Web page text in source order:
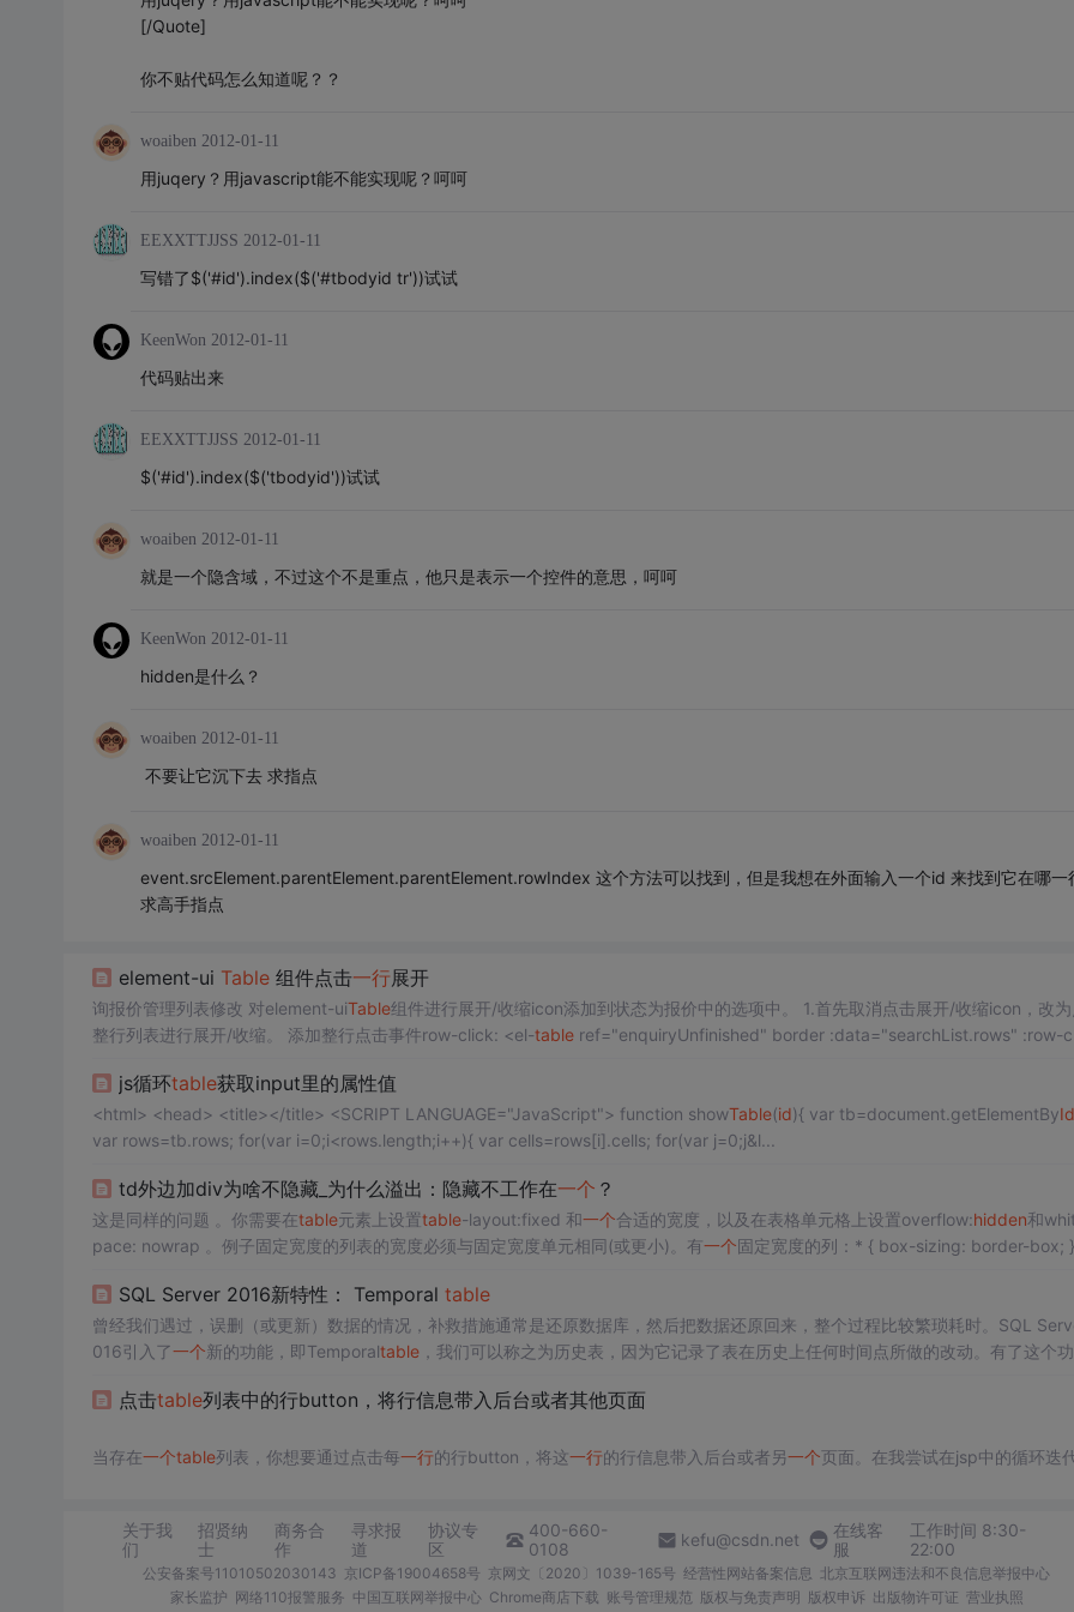
[/Quote]
你不贴代码怎么知道呢？？
woaiben 2012-01-11
用juqery？用javascript能不能实现呢？呵呵
EEXXTTJJSS 2012-01-11
写错了$('#id').index($('#tbodyid tr'))试试
KeenWon 2012-01-11
代码贴出来
EEXXTTJJSS 2012-01-11
$('#id').index($('tbodyid'))试试
woaiben 2012-01-11
就是一个隐含域，不过这个不是重点，他只是表示一个控件的意思，呵呵
KeenWon 2012-01-11
hidden是什么？
woaiben 2012-01-11
不要让它沉下去 求指点
woaiben 2012-01-11
event.srcElement.parentElement.parentElement.rowIndex 这个方法可以找到，但是我想在外面输入一个id 来找到它在哪一
求高手指点
element-ui Table组件点击一行展开
询报价管理列表修改 对element-uiTable组件进行展开/收缩icon添加到状态为报价中的选项中。 1.首先取消点击展开/收缩icon，改为点击
整行列表进行展开/收缩。 添加整行点击事件row-click: <el-tableref="enquiryUnfinished" border :data="searchList.rows" :row-class-
js循环table获取input里的属性值
<html> <head> <title></title> <SCRIPT LANGUAGE="JavaScript"> function showTable(id ){ var tb=document.getElementById
var rows=tb.rows; for(var i=0;i<rows.length;i++){ var cells=rows[i].cells; for(var j=0;j&l...
td外边加div为啥不隐藏_为什么溢出：隐藏不工作在一个 ？
这是同样的问题 。你需要在table元素上设置table-layout:fixed 和一个合适的宽度，以及在表格单元格上设置overflow:hidden和
pace: nowrap 。例子固定宽度的列表的宽度必须与固定宽度单元相同(或更小)。有一个固定宽度的列：* { box-sizing: border-box;
SQL Server 2016新特性： Temporal table
曾经我们遇过，误删（或更新）数据的情况，补救措施通常是还原数据库，然后把数据还原回来，整个过程比较繁琐耗时。SQL Server 2
016引入了一个新的功能，即Temporaltable，我们可以称之为历史表，因为它记录了表在历史上任何时间点所做的改动。有了这个
点击table列表中的行button，将行信息带入后台或者其他页面
当存在一个table列表，你想要通过点击每一行的行button，将这一行的行信息带入后台或者另一个页面。在我尝试在jsp中的循环迭
关于我
们
招贤纳
士
商务合
作
寻求报
道
协议专
区
400-660-
0108
kefu@csdn.net
在线客
服
工作时间 8:30-
22:00
公安备案号11010502030143 京ICP备19004658号 京网文〔2020〕1039-165号 经营性网站备案信息 北京互联网违法和不良信息举报中心
家长监护 网络110报警服务 中国互联网举报中心 Chrome商店下载 账号管理规范 版权与免责声明 版权申诉 出版物许可证 营业执照